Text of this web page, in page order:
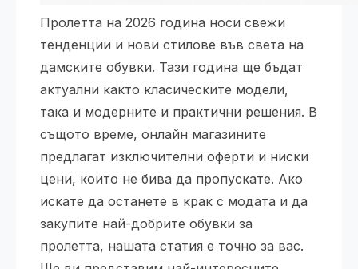
Пролетта на 2026 година носи свежи
тенденции и нови стилове във света на
дамските обувки. Тази година ще бъдат
актуални както класическите модели,
така и модерните и практични решения. В
същото време, онлайн магазините
предлагат изключителни оферти и ниски
цени, които не бива да пропускате. Ако
искате да останете в крак с модата и да
закупите най-добрите обувки за
пролетта, нашата статия е точно за вас.